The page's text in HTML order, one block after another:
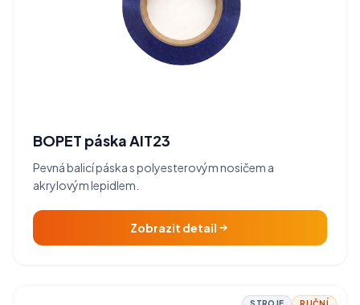
BOPET páska AIT23
Pevná balicí páska s polyesterovým nosičem a
akrylovým lepidlem.
Zobrazit detail